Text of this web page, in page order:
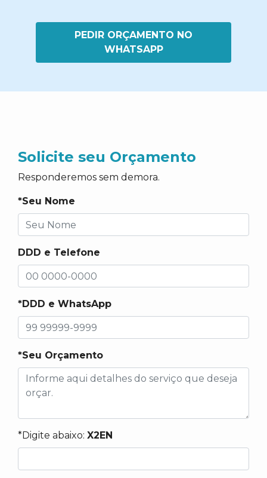
PEDIR ORÇAMENTO NO
WHATSAPP
Solicite seu Orçamento
Responderemos sem demora.
*Seu Nome
DDD e Telefone
*DDD e WhatsApp
*Seu Orçamento
*Digite abaixo: X2EN